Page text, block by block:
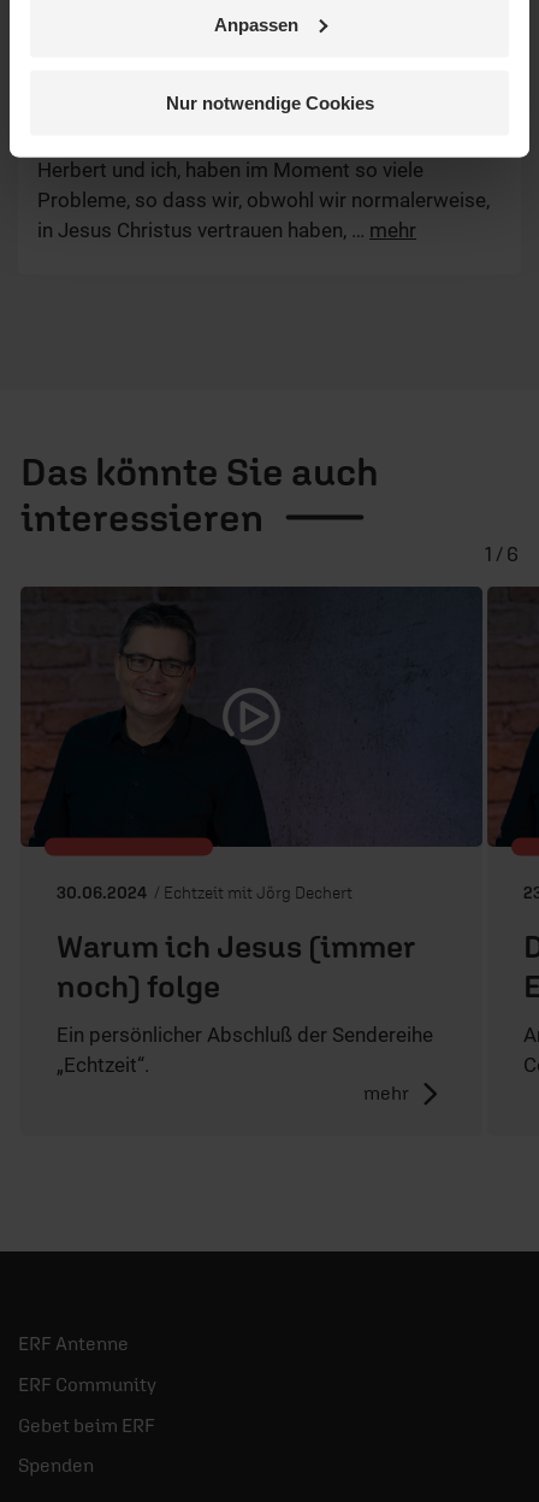
Anpassen
Nur notwendige Cookies
Guten Morgen lieber Jörg!
Herbert und ich, haben im Moment so viele
Probleme, so dass wir, obwohl wir normalerweise,
in Jesus Christus vertrauen haben, … mehr
Das könnte Sie auch
interessieren
30.06.2024 / Echtzeit mit Jörg Dechert
Warum ich Jesus (immer
noch) folge
Ein persönlicher Abschluß der Sendereihe
„Echtzeit“.
mehr
1 / 6
ERF Antenne
ERF Community
Gebet beim ERF
Spenden